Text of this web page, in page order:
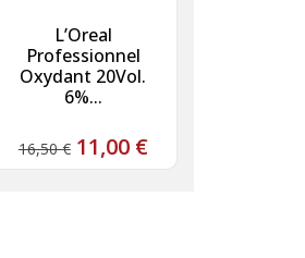
L’Oreal
Professionnel
Oxydant 20Vol.
6%...
16,50€ 11,00 €